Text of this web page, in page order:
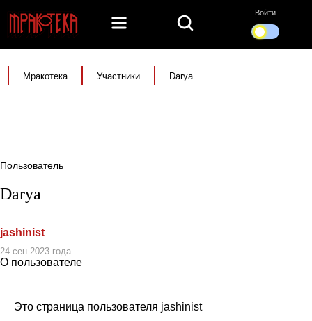
Войти
Мракотека Участники Darya
Пользователь
Darya
jashinist
24 сен 2023 года
О пользователе
Это страница пользователя jashinist